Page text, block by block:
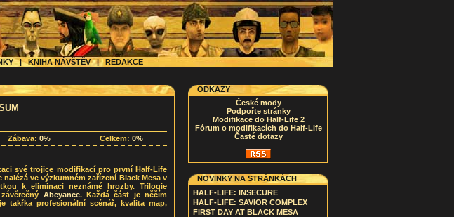
|KNIHA NÁVŠTĚV|REDAKCE
Zábava: 0% Celkem: 0%
své trojice modifikací pro první Half-Life
ve výzkumném zařízení Black Mesa v
k eliminaci neznámé hrozby. Trilogie
Abeyance. Každá část je něčím
takřka profesionální scénář, kvalita map,
ODKAZY
České mody
Podpořte stránky
Modifikace do Half-Life 2
Fórum o modifikacích do Half-Life
Časté dotazy
NOVINKY NA STRÁNKÁCH
HALF-LIFE: INSECURE
HALF-LIFE: SAVIOR COMPLEX
FIRST DAY AT BLACK MESA